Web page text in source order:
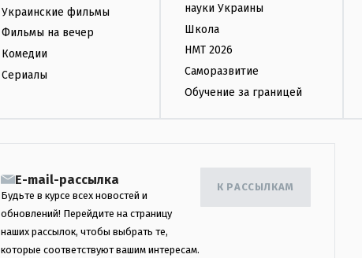
Украинские фильмы
Фильмы на вечер
Комедии
Сериалы
науки Украины
Школа
НМТ 2026
Саморазвитие
Обучение за границей
E-mail-рассылка
Будьте в курсе всех новостей и
обновлений! Перейдите на страницу
наших рассылок, чтобы выбрать те,
которые соответствуют вашим интересам.
К РАССЫЛКАМ